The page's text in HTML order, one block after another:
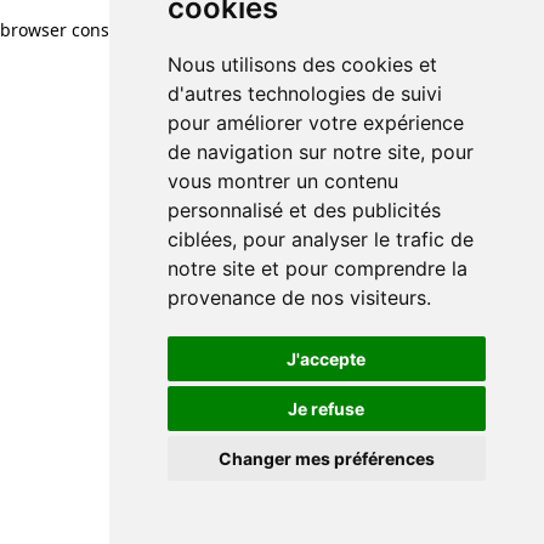
cookies
Nous utilisons des cookies et
d'autres technologies de suivi
pour améliorer votre expérience
de navigation sur notre site, pour
vous montrer un contenu
personnalisé et des publicités
ciblées, pour analyser le trafic de
notre site et pour comprendre la
provenance de nos visiteurs.
J'accepte
Je refuse
Changer mes préférences
browser console for more information)